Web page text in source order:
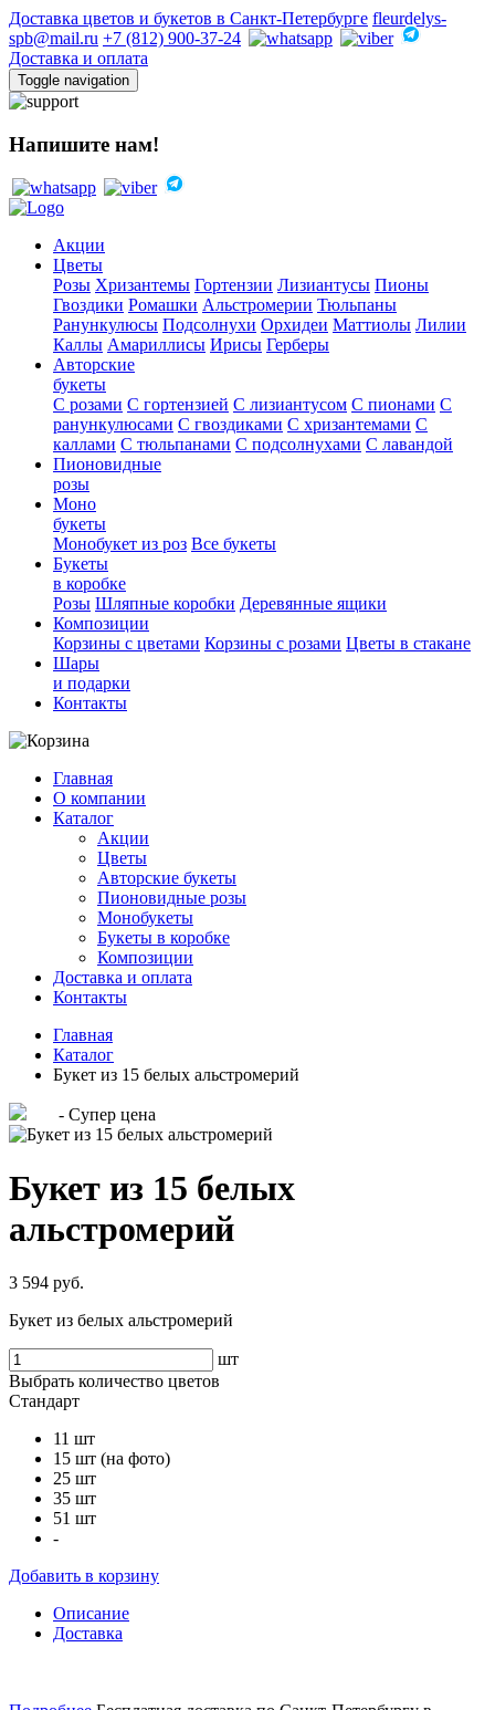
Доставка цветов и букетов в Санкт-Петербурге fleurdelys-
spb@mail.ru +7 (812) 900-37-24
Доставка и оплата
Toggle navigation
Напишите нам!
Акции
Цветы
Розы Хризантемы Гортензии Лизиантусы Пионы
Гвоздики Ромашки Альстромерии Тюльпаны
Ранункулюсы Подсолнухи Орхидеи Маттиолы Лилии
Каллы Амариллисы Ирисы Герберы
Авторские
букеты
С розами С гортензией С лизиантусом С пионами С
ранункулюсами С гвоздиками С хризантемами С
каллами С тюльпанами С подсолнухами С лавандой
Пионовидные
розы
Моно
букеты
Монобукет из роз Все букеты
Букеты
в коробке
Розы Шляпные коробки Деревянные ящики
Композиции
Корзины с цветами Корзины с розами Цветы в стакане
Шары
и подарки
Контакты
Главная
О компании
Каталог
Акции
Цветы
Авторские букеты
Пионовидные розы
Монобукеты
Букеты в коробке
Композиции
Доставка и оплата
Контакты
Главная
Каталог
Букет из 15 белых альстромерий
- Супер цена
Букет из 15 белых
альстромерий
3 594 руб.
Букет из белых альстромерий
шт
Выбрать количество цветов
Стандарт
11 шт
15 шт (на фото)
25 шт
35 шт
51 шт
-
Добавить в корзину
Описание
Доставка